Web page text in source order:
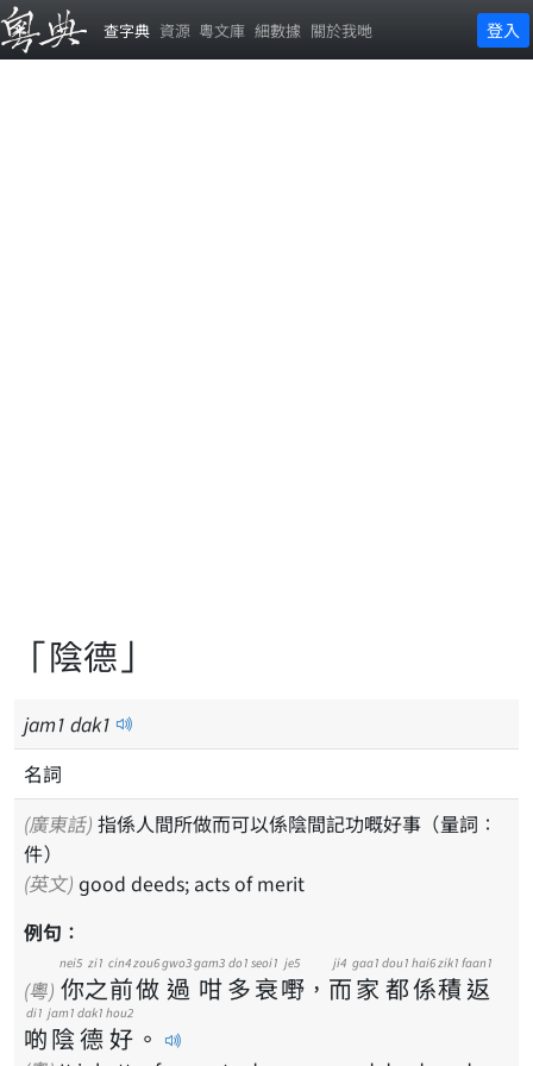
查字典 資源 粵文庫 細數據 關於我哋 登入
「陰德」
jam1 dak1
名詞
(廣東話)
件）
(英文) good deeds; acts of merit
例句：
(粵) 你
nei5
之
zi1
前
cin4
做
zou6
過
gwo3
咁
gam3
多
do1
衰
seoi1
嘢
je5
， 而
ji4
家
gaa1
都
dou1
係
hai6
積
zik1
返
faan1
啲
di1
陰
jam1
德
dak1
好
hou2
。